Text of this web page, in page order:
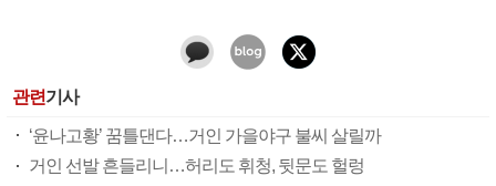
관련기사
‘윤나고황’ 꿈틀댄다…거인 가을야구 불씨 살릴까
거인 선발 흔들리니…허리도 휘청, 뒷문도 헐렁